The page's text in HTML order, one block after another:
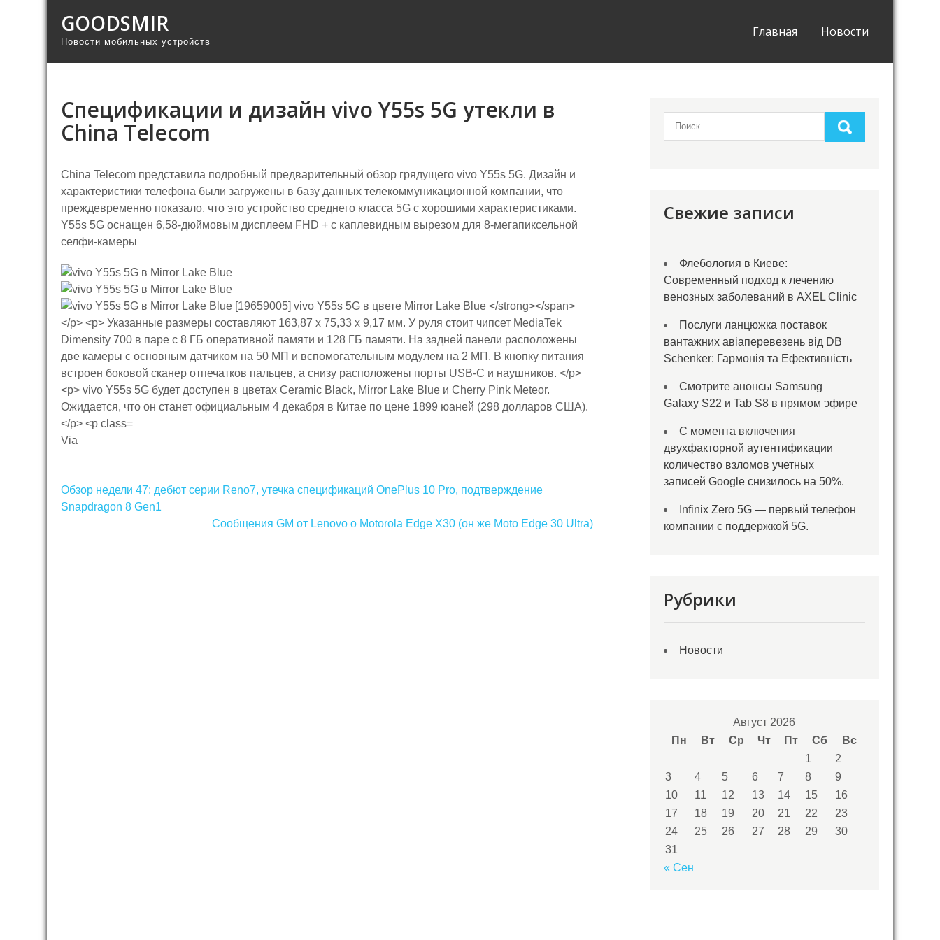
GOODSMIR
Новости мобильных устройств
Главная Новости
Спецификации и дизайн vivo Y55s 5G утекли в
China Telecom
China Telecom представила подробный предварительный обзор грядущего vivo Y55s 5G. Дизайн и
характеристики телефона были загружены в базу данных телекоммуникационной компании, что
преждевременно показало, что это устройство среднего класса 5G с хорошими характеристиками.
Y55s 5G оснащен 6,58-дюймовым дисплеем FHD + с каплевидным вырезом для 8-мегапиксельной
селфи-камеры
Via
Навигация
по
Обзор недели 47: дебют серии Reno7, утечка спецификаций OnePlus 10 Pro, подтверждение
Snapdragon 8 Gen1
Сообщения GM от Lenovo о Motorola Edge X30 (он же Moto Edge 30 Ultra)
Свежие записи
Флебология в Киеве:
Современный подход к лечению
венозных заболеваний в AXEL Clinic
Послуги ланцюжка поставок
вантажних авіаперевезень від DB
Schenker: Гармонія та Ефективність
Смотрите анонсы Samsung
Galaxy S22 и Tab S8 в прямом эфире
С момента включения
двухфакторной аутентификации
количество взломов учетных
записей Google снизилось на 50%.
Infinix Zero 5G — первый телефон
компании с поддержкой 5G.
Рубрики
Новости
Август 2026
Пн
Вт Ср Чт Пт Сб
Вс
1
2
3
4 5 6 7 8
9
10
11 12 13 14 15
16
17
18 19 20 21 22
23
24
25 26 27 28 29
30
31
« Сен